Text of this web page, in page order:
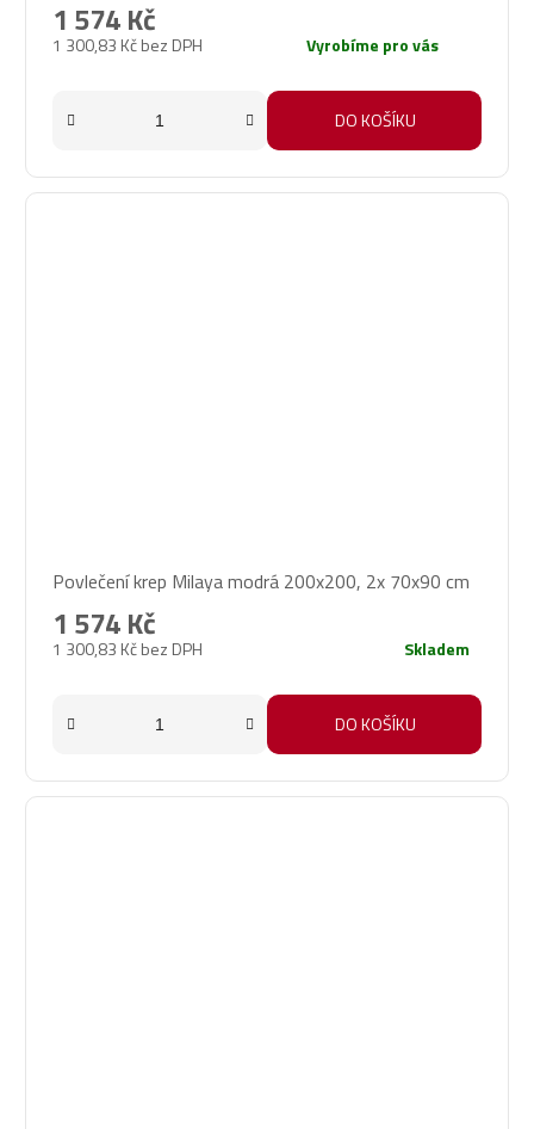
1 300,83 Kč bez DPH
1 574 Kč
Vyrobíme pro vás
DO KOŠÍKU
Povlečení krep Milaya modrá 200x200, 2x 70x90 cm
1 300,83 Kč bez DPH
1 574 Kč
Skladem
DO KOŠÍKU